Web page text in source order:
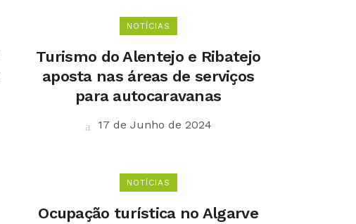
NOTÍCIAS
Turismo do Alentejo e Ribatejo
aposta nas áreas de serviços
para autocaravanas
17 de Junho de 2024
NOTÍCIAS
Ocupação turística no Algarve